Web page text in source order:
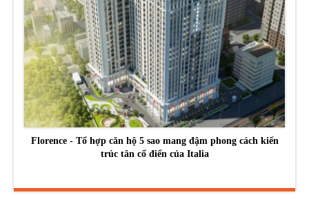
Florence - Tổ hợp căn hộ 5 sao mang đậm phong cách kiến
trúc tân cổ điển của Italia